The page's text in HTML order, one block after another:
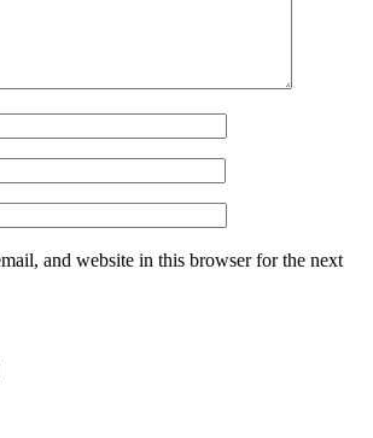
and website in this browser for the next